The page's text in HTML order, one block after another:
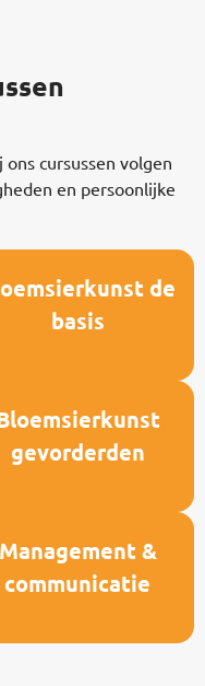
cursussen volgen
en persoonlijke
de
basis
gevorderden
Management &
communicatie